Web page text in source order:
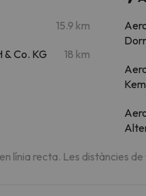
15.9 km
Co. KG 18 km
línia recta. Les distàncies